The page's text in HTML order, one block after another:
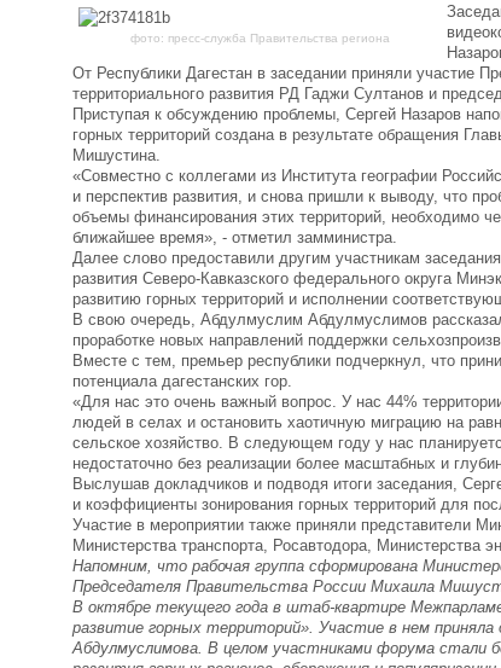
фото: пресс-служба Правительства региона
От Республики Дагестан в заседании приняли участие
территориального развития РД Гаджи Султанов и
Приступая к обсуждению проблемы, Сергей Назаров
горных территорий создана в результате обращения
Мишустина.
«Совместно с коллегами из Института географии
и перспектив развития, и снова пришли к выводу, что
объемы финансирования этих территорий, необходимо
ближайшее время», - отметил замминистра.
Далее слово предоставили другим участникам
развития Северо-Кавказского федерального округа
развитию горных территорий и исполнении
В свою очередь, Абдулмуслим Абдулмуслимов
проработке новых направлений поддержки
Вместе с тем, премьер республики подчеркнул, что
потенциала дагестанских гор.
«Для нас это очень важный вопрос. У нас 44%
людей в селах и остановить хаотичную миграцию на
сельское хозяйство. В следующем году у нас
недостаточно без реализации более масштабных и
Выслушав докладчиков и подводя итоги заседания,
и коэффициенты зонирования горных территорий для
Участие в мероприятии также приняли представители
Министерства транспорта, Росавтодора, Министерства
Напомним, что рабочая группа сформирована
Председателя Правительства России Михаила
В октябре текущего года в штаб-квартире
развитие горных территорий». Участие в нем
Абдулмуслимова. В целом участниками форума стали